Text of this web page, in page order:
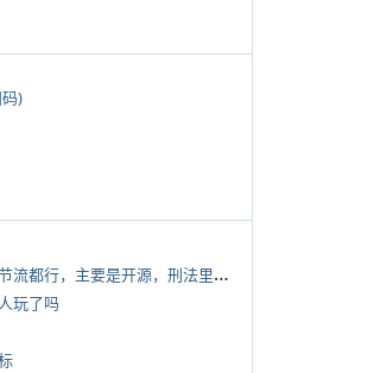
)
*
有啥搞钱的路子吗，开源节流都行，主要是开源，刑法里的咱不做
玩了吗